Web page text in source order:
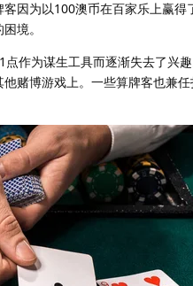
因为以100澳币在百家乐上赢
境。
作为谋生工具而逐渐失去了兴
赌博游戏上。一些算牌客也兼